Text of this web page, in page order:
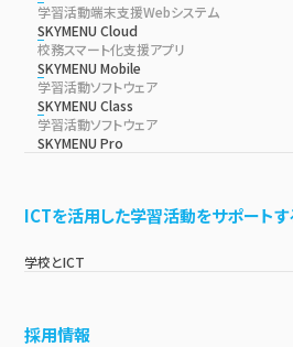
学習活動端末支援Webシステム
SKYMENU Cloud
校務スマート化支援アプリ
SKYMENU Mobile
学習活動ソフトウェア
SKYMENU Class
学習活動ソフトウェア
SKYMENU Pro
ICTを活用した学習活動をサポートす
学校とICT
採用情報